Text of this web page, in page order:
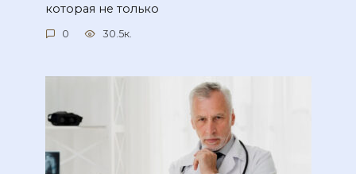
которая не только
0 30.5к.